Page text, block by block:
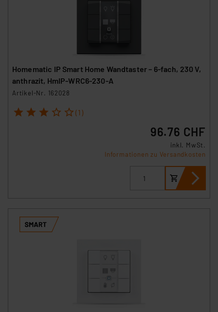
Homematic IP Smart Home Wandtaster – 6-fach, 230 V,
anthrazit, HmIP-WRC6-230-A
Artikel-Nr. 162028
1 2 3 4 5 (1)
96.76 CHF
inkl. MwSt.
Informationen zu Versandkosten